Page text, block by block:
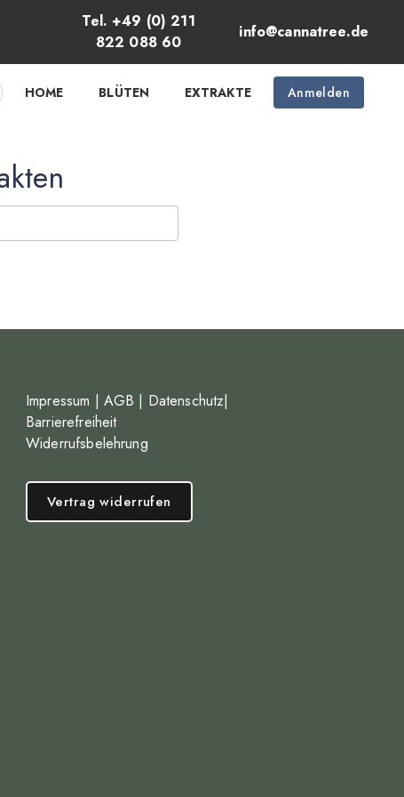
Tel. +49 (0) 211
822 088 60
info@cannatree.de
HOME BLÜTEN EXTRAKTE Anmelden
Impressum | AGB | Datenschutz|
Barrierefreiheit
Widerrufsbelehrung
Vertrag widerrufen